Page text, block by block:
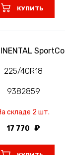
КУПИТЬ
225/40R18
9382859
складе 2 шт.
17 770